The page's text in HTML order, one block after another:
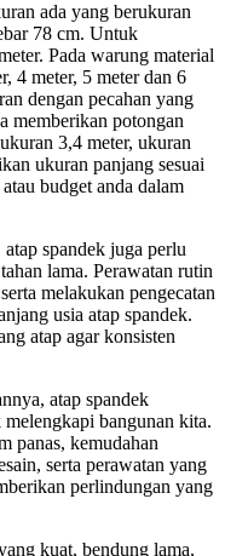
ada yang berukuran
78 cm. Untuk
Pada warung material
4 meter, 5 meter dan 6
dengan pecahan yang
memberikan potongan
3,4 meter, ukuran
ukuran panjang sesuai
budget anda dalam
spandek juga perlu
lama. Perawatan rutin
melakukan pengecatan
usia atap spandek.
atap agar konsisten
atap spandek
bangunan kita.
panas, kemudahan
serta perawatan yang
perlindungan yang
kuat, bendung lama,